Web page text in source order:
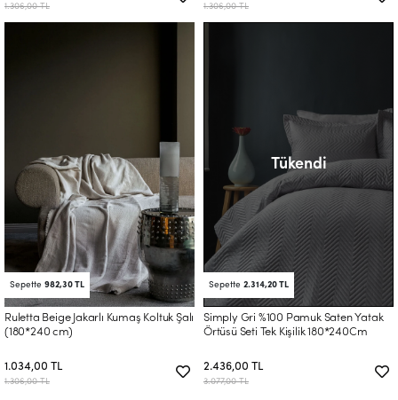
1.306,00 TL 1.306,00 TL
Sepette 982,30 TL
Ruletta Beige Jakarlı Kumaş Koltuk Şalı
(180*240 cm)
1.034,00 TL
1.306,00 TL
Sepette 2.314,20 TL
Tükendi
Simply Gri %100 Pamuk Saten Yatak
Örtüsü Seti Tek Kişilik 180*240Cm
2.436,00 TL
3.077,00 TL